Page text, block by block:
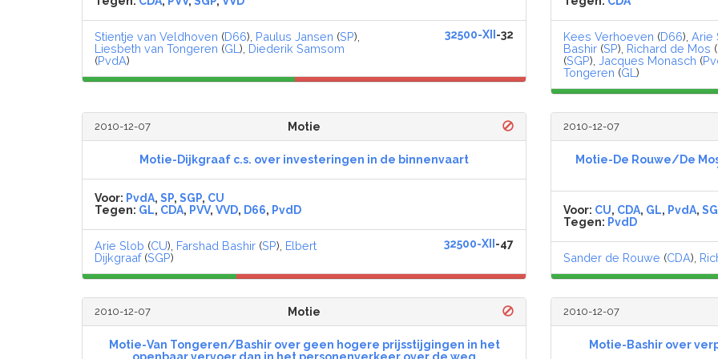
Stientje van Veldhoven (D66), Paulus Jansen (SP),
Liesbeth van Tongeren (GL ), Diederik Samsom
(PvdA)
32500-XII -32 Kees Verhoeven (D66), Arie
Bashir (SP), Richard de Mos (
(SGP), Jacques Monasch (
Tongeren (GL )
2010-12-07 Motie
Motie-Dijkgraaf c.s. over investeringen in de binnenvaart
Voor: PvdA, SP, SGP, CU
Tegen: GL, CDA, PVV, VVD, D66, PvdD
Arie Slob (CU), Farshad Bashir (SP), Elbert
Dijkgraaf(SGP)
32500-XII -47
2010-12-07
Motie-De Rouwe/De
Voor: CU, CDA, GL, PvdA,
Tegen: PvdD
Sander de Rouwe (CDA),
2010-12-07 Motie
Motie-Van Tongeren/Bashir over geen hogere prijsstijgingen in het
2010-12-07
Motie-Bashir over